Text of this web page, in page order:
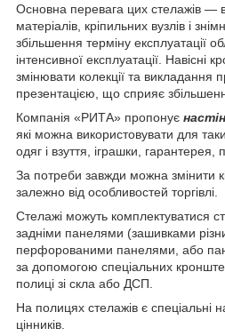
Основна перевага цих стелажів —
матеріалів, кріпильних вузлів і
збільшення терміну експлуатації
інтенсивної експлуатації. Навісні
змінювати колекції та викладання
презентацією, що сприяє
Компанія «РИТА» пропонує
які можна використовувати для
одяг і взуття, іграшки, гарантерея,
За потреби завжди можна змінити
залежно від особливостей торгівлі.
Стелажі можуть комплектуватися
задніми панелями (зашивками
перфорованими панелями, або
за допомогою спеціальних
полиці зі скла або ДСП.
На полицях стелажів є спеціальні
цінників.